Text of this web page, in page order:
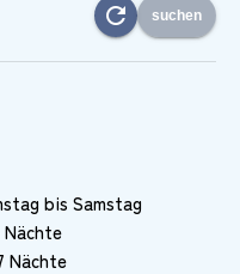
refresh suchen
bis Samstag
Nächte